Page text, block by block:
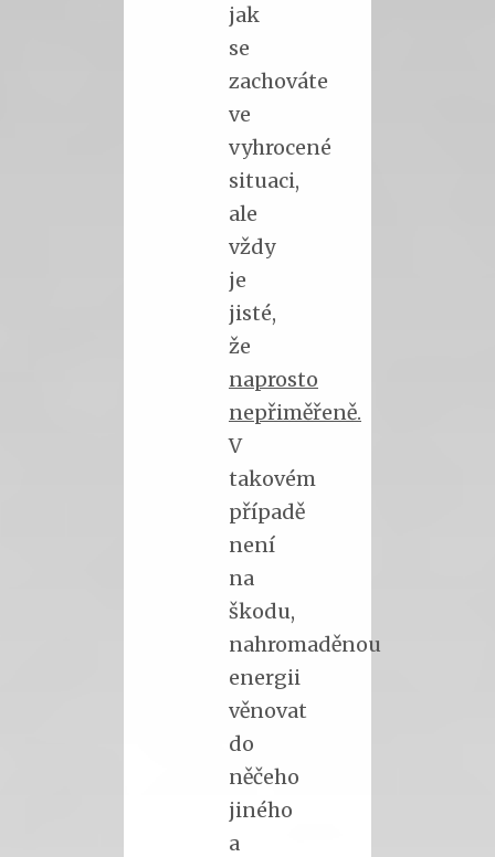
jak
se
zachováte
ve
vyhrocené
situaci,
ale
vždy
je
jisté,
že
naprosto
nepřiměřeně.
V
takovém
případě
není
na
škodu,
nahromaděnou
energii
věnovat
do
něčeho
jiného
a